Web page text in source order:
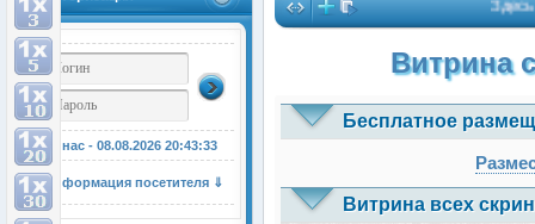
У нас - 08.08.2026 20:43:33
Информация посетителя ⇓
Здесь
Витрина
Бесплатное
Витрина всех